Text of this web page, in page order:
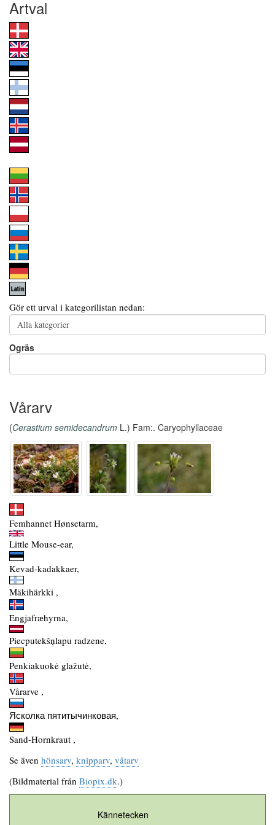
Artval
Gör ett urval i kategorilistan nedan:
Ogräs
Vårarv
(Cerastium semidecandrum L.) Fam:. Caryophyllaceae
Femhannet Hønsetarm,
Little Mouse-ear,
Kevad-kadakkaer,
Mäkihärkki ,
Engjafræhyrna,
Piecputekšņlapu radzene,
Penkiakuokė glažutė,
Vårarve ,
Ясколка пятитычинковая,
Sand-Hornkraut ,
Se även hönsarv, knipparv, våtarv
(Bildmaterial från Biopix.dk.)
Kännetecken